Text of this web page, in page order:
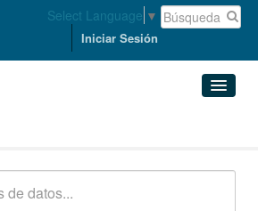
Select Language ▼
Iniciar Sesión